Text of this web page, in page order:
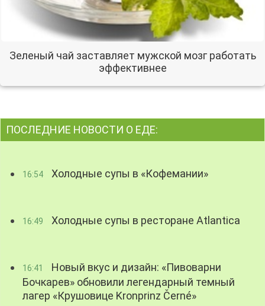
Зеленый чай заставляет мужской мозг работать
эффективнее
ПОСЛЕДНИЕ НОВОСТИ О ЕДЕ:
16:54 Холодные супы в «Кофемании»
16:49 Холодные супы в ресторане Atlantica
16:41
Новый вкус и дизайн: «Пивоварни
Бочкарев» обновили легендарный темный
лагер «Крушовице Kronprinz Černé»